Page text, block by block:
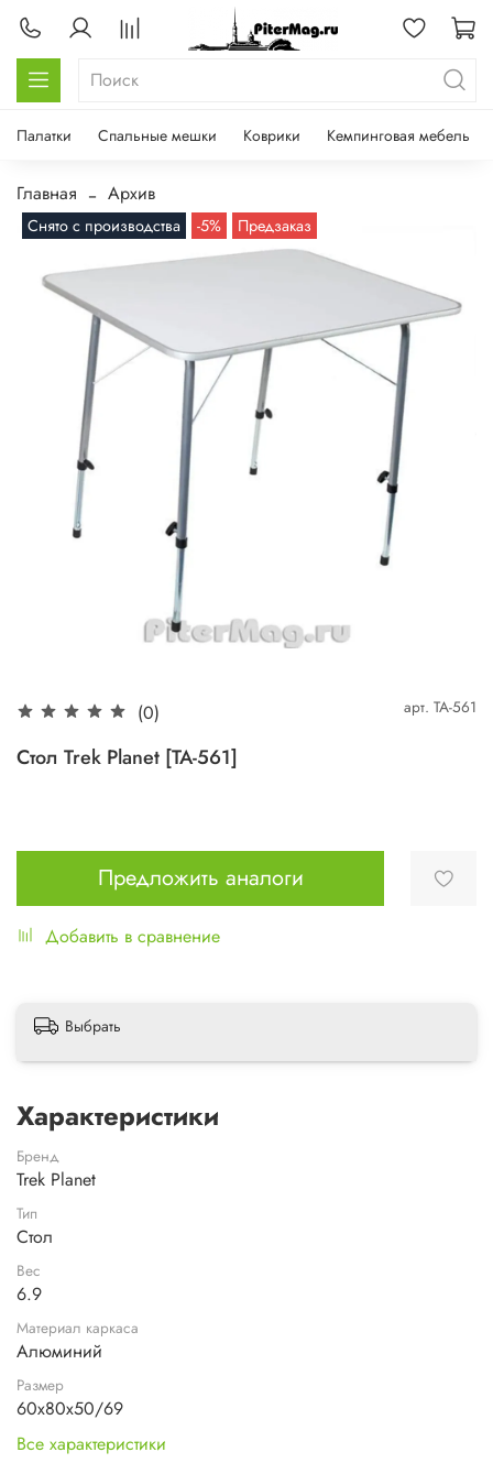
Палатки Спальные мешки Коврики Кемпинговая мебель
Главная Архив
Снято с производства -5% Предзаказ
(0) арт. TA-561
Стол Trek Planet [TA-561]
Предложить аналоги
Добавить в сравнение
Выбрать
Характеристики
Бренд
Trek Planet
Тип
Стол
Вес
6.9
Материал каркаса
Алюминий
Размер
60x80x50/69
Все характеристики